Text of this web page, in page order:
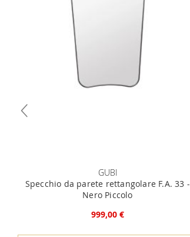
GUBI
Specchio da parete rettangolare F.A. 33 -
Nero Piccolo
999,00 €